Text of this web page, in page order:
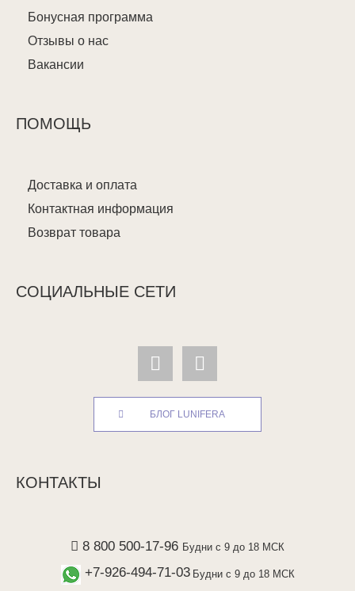
Бонусная программа
Отзывы о нас
Вакансии
ПОМОЩЬ
Доставка и оплата
Контактная информация
Возврат товара
СОЦИАЛЬНЫЕ СЕТИ
БЛОГ LUNIFERA
КОНТАКТЫ
8 800 500-17-96 Будни с 9 до 18 МСК
+7-926-494-71-03 Будни с 9 до 18 МСК